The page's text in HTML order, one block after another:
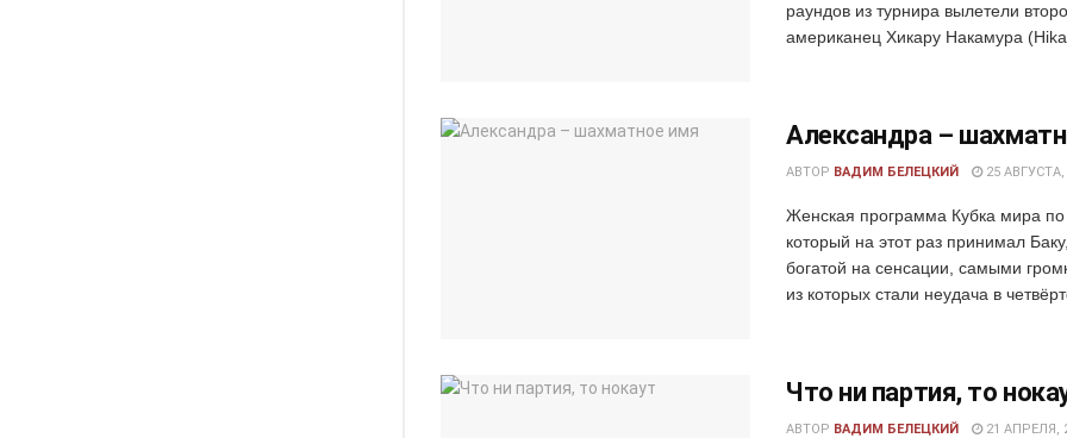
раундов из турнира вылетели
американец Хикару Накамура
Александра –
АВТОР ВАДИМ БЕЛЕЦКИЙ 25 АВГУСТА,
Женская программа Кубка мира
который на этот раз принимал
богатой на сенсации, самыми
из которых стали неудача в
Что ни партия, то
АВТОР ВАДИМ БЕЛЕЦКИЙ 21 АПРЕЛЯ,